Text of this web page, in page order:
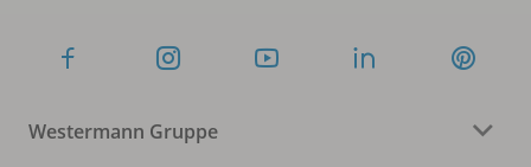
Westermann Gruppe